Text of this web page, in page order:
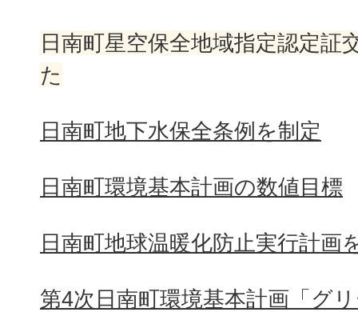
日南町星空保全地域指定認定証
た
日南町地下水保全条例を制定
日南町環境基本計画の数値目標
日南町地球温暖化防止実行計画
第4次日南町環境基本計画「グ